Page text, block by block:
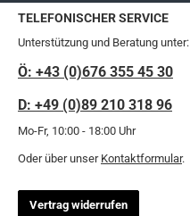
TELEFONISCHER SERVICE
Unterstützung und Beratung unter:
Ö: +43 (0)676 355 45 30
D: +49 (0)89 210 318 96
Mo-Fr, 10:00 - 18:00 Uhr
Oder über unser Kontaktformular.
Vertrag widerrufen